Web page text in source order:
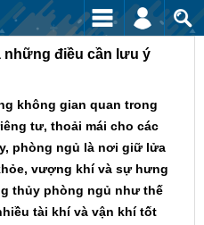
những điều cần lưu ý
không gian quan trong
tư, thoải mái cho các
phòng ngủ là nơi giữ lửa
vượng khí và sự hưng
thủy phòng ngủ như thế
tài khí và vận khí tốt